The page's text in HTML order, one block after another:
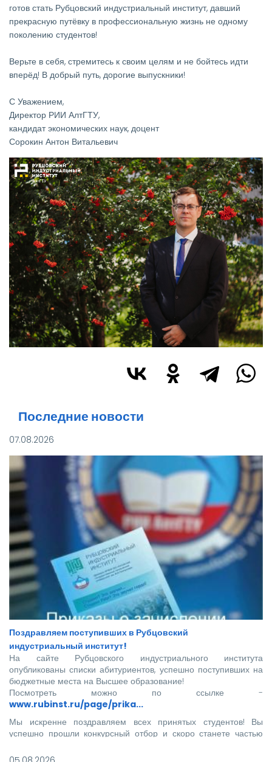
готов стать Рубцовский индустриальный институт, давший
прекрасную путёвку в профессиональную жизнь не одному
поколению студентов!
Верьте в себя, стремитесь к своим целям и не бойтесь идти
вперёд! В добрый путь, дорогие выпускники!
С Уважением,
Директор РИИ АлтГТУ,
кандидат экономических наук, доцент
Сорокин Антон Витальевич
Изображение
Последние новости
07.08.2026
Поздравляем поступивших в Рубцовский
индустриальный институт!
На сайте Рубцовского индустриального института
опубликованы списки абитуриентов, успешно поступивших на
бюджетные места на Высшее образование!
Посмотреть можно по ссылке -
www.rubinst.ru/page/prika...
Мы искренне поздравляем всех принятых студентов! Вы
успешно прошли конкурсный отбор и скоро станете частью